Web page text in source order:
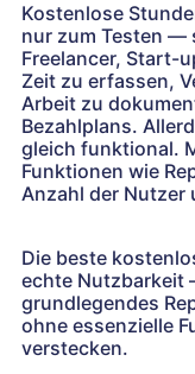
Kostenlose
nur zum Testen —
Freelancer, Start-
Zeit zu erfassen,
Arbeit zu
Bezahlplans.
gleich funktional.
Funktionen wie
Anzahl der Nutzer
Die beste
echte
grundlegendes
ohne essenzielle
verstecken.